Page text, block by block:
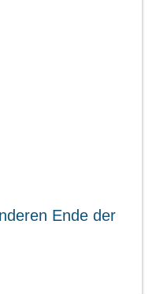
Ende der